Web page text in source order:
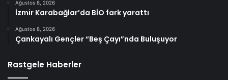
Ağustos 8, 2026
İzmir Karabağlar’da BİO fark yarattı
Ağustos 8, 2026
Çankayalı Gençler “Beş Çayı”nda Buluşuyor
Rastgele Haberler